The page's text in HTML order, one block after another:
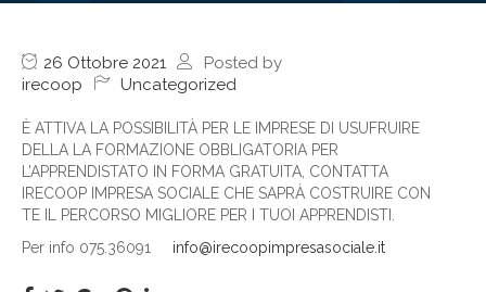
26 Ottobre 2021
Posted by
irecoop
Uncategorized
È ATTIVA LA POSSIBILITÀ PER LE IMPRESE DI USUFRUIRE
DELLA LA FORMAZIONE OBBLIGATORIA PER
L’APPRENDISTATO IN FORMA GRATUITA, CONTATTA
IRECOOP IMPRESA SOCIALE CHE SAPRÀ COSTRUIRE CON
TE IL PERCORSO MIGLIORE PER I TUOI APPRENDISTI.
Per info 075.36091 info@irecoopimpresasociale.it